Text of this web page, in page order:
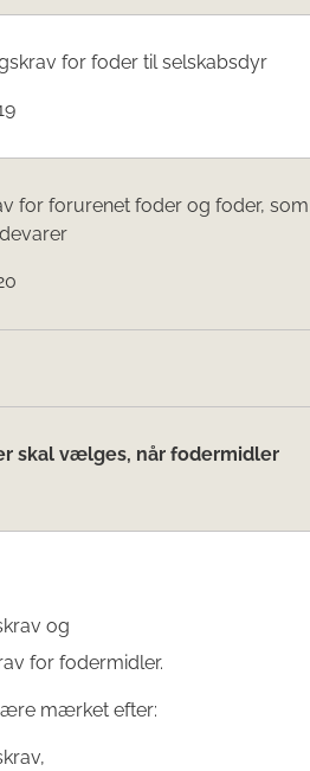
for foder til selskabsdyr
for forurenet foder og foder, som
skal vælges, når fodermidler
og
for fodermidler.
mærket efter: